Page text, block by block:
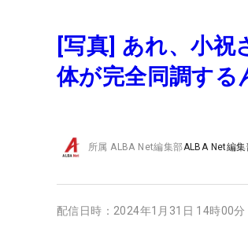
[写真] あれ、小祝
体が完全同調する
所属ALBA Net編集部ALBA Net編集
配信日時： 2024年1月31日 14時00分